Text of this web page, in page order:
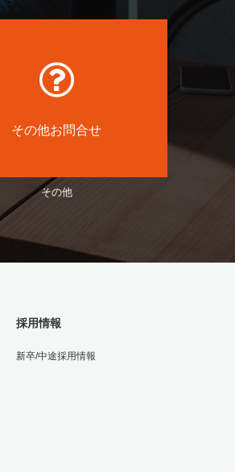
その他お問合せ
その他
採用情報
新卒/中途採用情報